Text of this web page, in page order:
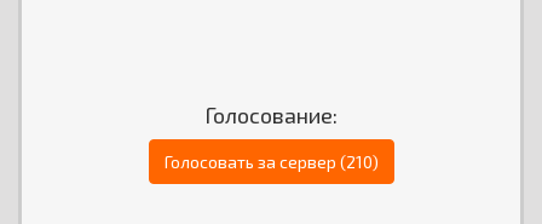
Голосование:
Голосовать за сервер (210)